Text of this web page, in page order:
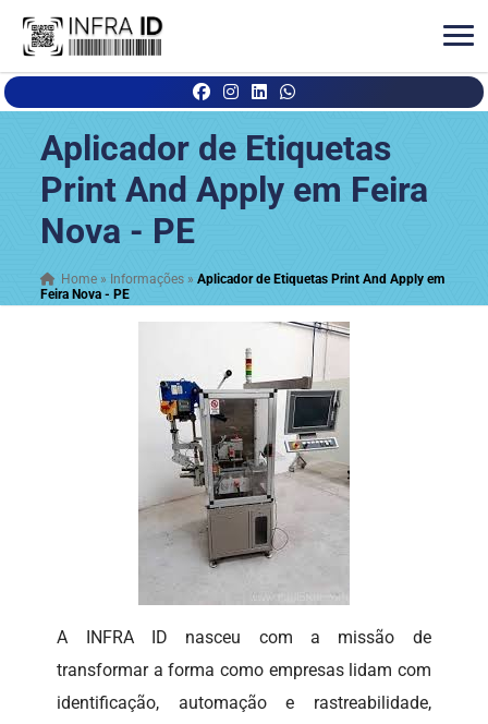
Aplicador de Etiquetas
Print And Apply em Feira
Nova - PE
Home » Informações »Aplicador de Etiquetas Print And Apply em
Feira Nova - PE
A INFRA ID nasceu com a missão de
transformar a forma como empresas lidam com
identificação, automação e rastreabilidade,